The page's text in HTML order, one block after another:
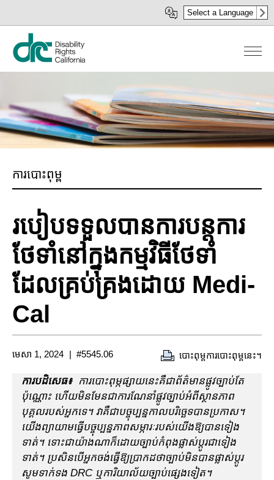
ទៅ​
សំខាន់​
Select a Language
ការបោះពុម្ព
របៀបទទួលបានការបន្តការ
ថែទាំនៅក្នុងកម្មវិធីថែទាំ
ដែលគ្រប់គ្រងដោយ Medi-
Cal
មេសា 1, 2024 #5545.06 បោះពុម្ពការបោះពុម្ពនេះ។
ការបដិសេធ៖ការបោះពុម្ភផ្សាយនេះគឺជាព័ត៌មានផ្លូវច្បាប់តែ
ប៉ុណ្ណោះ ហើយមិនមែនជាការណែនាំផ្លូវច្បាប់អំពីស្ថានភាព
បុគ្គលរបស់អ្នកទេ។ វា​គឺ​ជា​បច្ចុប្បន្ន​កាល​បរិច្ឆេទ​បាន​ប្រកាស។
យើងព្យាយាមធ្វើបច្ចុប្បន្នភាពសម្ភារៈរបស់យើងឱ្យបានទៀង
ទាត់។ ទោះជាយ៉ាងណាក៏ដោយច្បាប់កំពុងផ្លាស់ប្តូរជាទៀង
ទាត់។ ប្រសិនបើអ្នកចង់ធ្វើឱ្យប្រាកដថាច្បាប់មិនបានផ្លាស់ប្តូរ
សូមទាក់ទង DRC ឬការិយាល័យច្បាប់ផ្សេងទៀត។